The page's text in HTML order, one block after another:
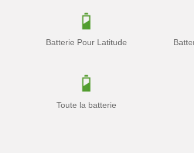
Batterie Pour Latitude
Toute la batterie